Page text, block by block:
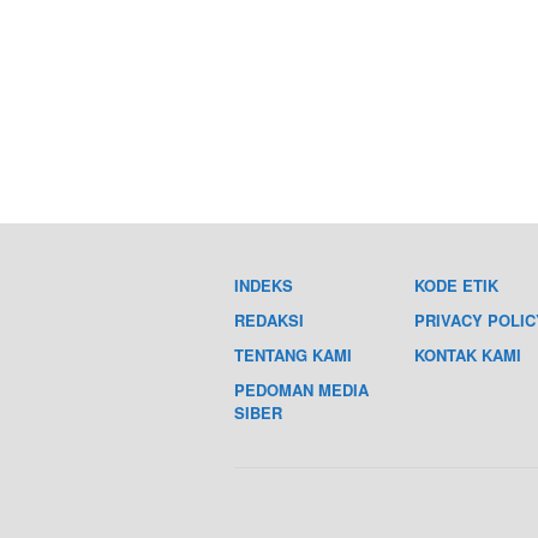
INDEKS KODE ETIK
REDAKSI
PRIVACY
TENTANG KAMI
KONTAK KAMI
PEDOMAN MEDIA
SIBER